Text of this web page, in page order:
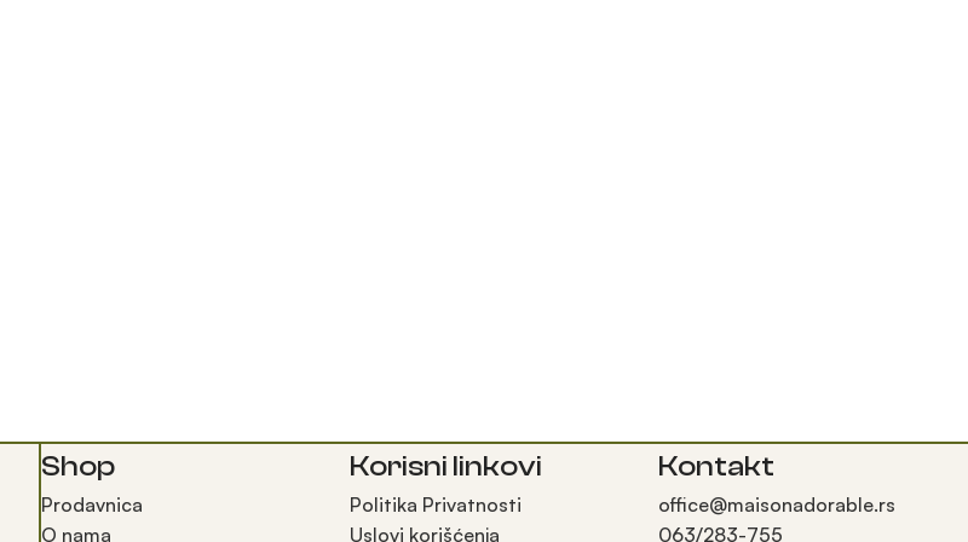
Shop
Prodavnica
O nama
Korisni linkovi
Politika Privatnosti
Uslovi korišćenja
Kontakt
office@maisonadorable.rs
063/283-755